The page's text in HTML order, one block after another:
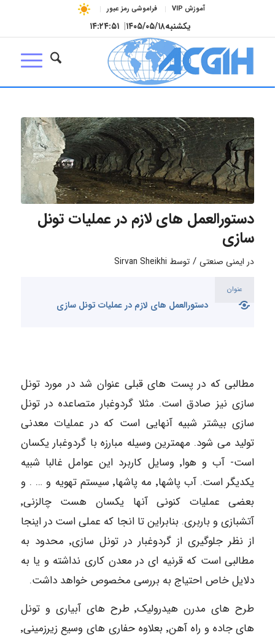
آموزش VIP فراموشی رمز عبور
یکشنبه۱۴۰۵/۰۵/۱۸| ۱۴:۲۴:۵۱
دستورالعمل های لازم در عملیات تونل
سازی
در ایمنی صنعتی / توسط Sirvan Sheikhi
عنوان
دستورالعمل های لازم در عملیات تونل سازی
مطالبی که در پست های قبلی عنوان شد در مورد تونل
سازی نیز صادق است. مثلا گردوغبار متصاعده در تونل
سازی بیشتر شبیه آنهایی است که در عملیات معدنی
تولید می شود. مهمترین وسیله مبارزه با گردوغبار یکسان
است- آب و هوا٬ وسایل کاربرد این عوامل غالبا شبیه
یکدیگر است. آب پاشها٬ مه پاشها٬ سیستم تهویه و … . و
بعضی عملیات کنونی آنها یکسان هست چالزنی٬
آتشبازی و باربری. بنابراین تا انجا که عملی است در اینجا
از نظر جلوگیری از گردوغبار در تونل سازی٬ محدود به
مطالبی است که قرنیه ای در معدن کاری نداشته و یا به
دلایل خاص احتیاج به بررسی مخصوص خواهد داشت.
طرح های مدرن هیدرولیک٬ طرح های آبیاری و تونل
های جاده و راه آهن٬ بعلاوه حفاری های وسیع زیرزمینی٬